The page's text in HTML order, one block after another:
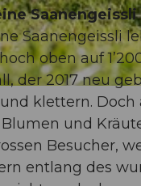
Saanengeissli
Saanengeissli
oben auf
der 2017 neu
klettern.
Blumen und
Besucher,
entlang des